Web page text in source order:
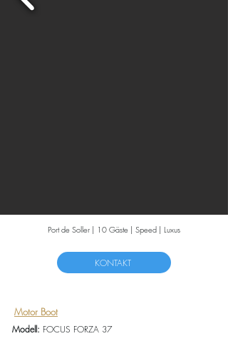
Port de Soller | 10 Gäste | Speed | Luxus
KONTAKT
Motor Boot
Modell: FOCUS FORZA 37